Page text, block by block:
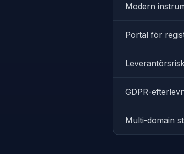
Modern
Portal för
GDPR-
Multi-domain